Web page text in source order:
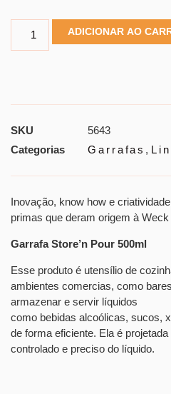
ADICIONAR AO
SKU
5643
Categorias
Garrafas ,
Inovação, know how e
primas que deram origem à
Garrafa Store’n Pour 500ml
Esse produto é utensílio de
ambientes comercias, como
armazenar e servir líquidos
como bebidas alcoólicas, sucos,
de forma eficiente. Ela é
controlado e preciso do líquido.